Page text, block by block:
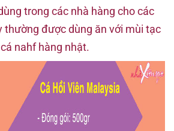
trong các nhà hàng cho các
thường được dùng ăn với mùi tạc
nahf hàng nhật.